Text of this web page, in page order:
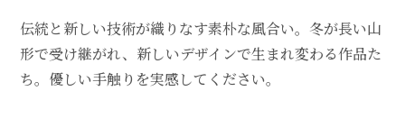
伝統と新しい技術が織りなす素朴な風合い。冬が長い山
形で受け継がれ、新しいデザインで生まれ変わる作品た
ち。優しい手触りを実感してください。